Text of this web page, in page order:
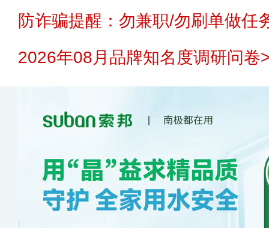
防诈骗提醒：勿兼职/勿刷单做任
2026年08月品牌知名度调研问卷